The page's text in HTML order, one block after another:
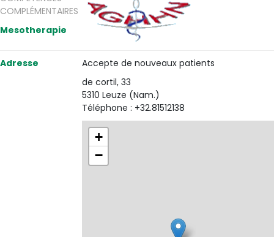
COMPLÉMENTAIRES
Mesotherapie
Adresse
Accepte de nouveaux patients
de cortil, 33
5310 Leuze (Nam.)
Téléphone : +32.81512138
+
−